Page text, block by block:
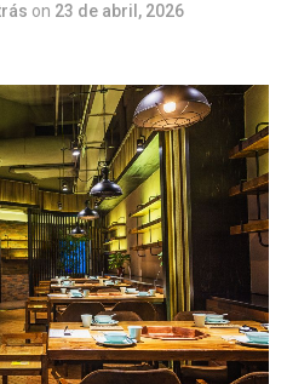
on 23 de abril, 2026